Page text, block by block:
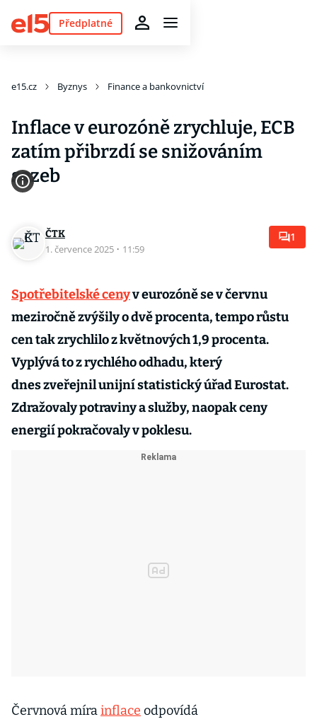
Předplatné
e15.cz Byznys Finance a bankovnictví
Inflace v eurozóně zrychluje, ECB
zatím přibrzdí se snižováním
sazeb
ČTK
1. července 2025 · 11:59
1
Spotřebitelské cenyv eurozóně se v červnu
meziročně zvýšily o dvě procenta, tempo růstu
cen tak zrychlilo z květnových 1,9 procenta.
Vyplývá to z rychlého odhadu, který
dnes zveřejnil unijní statistický úřad Eurostat.
Zdražovaly potraviny a služby, naopak ceny
energií pokračovaly v poklesu.
Červnová mírainflace odpovídá